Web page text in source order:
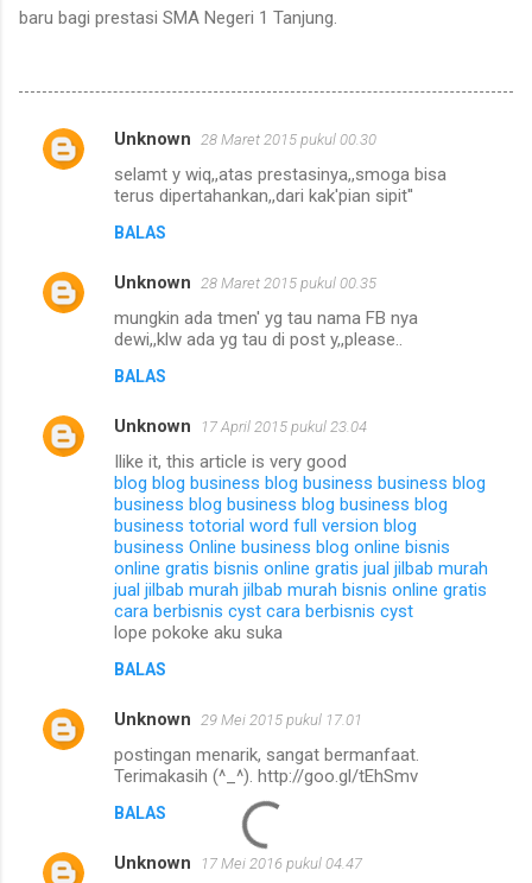
baru bagi prestasi SMA Negeri 1 Tanjung.
K
n
Unknown 28 Maret 2015 pukul 00.30
selamt y wiq,,atas prestasinya,,smoga bisa
terus dipertahankan,,dari kak'pian sipit''
BALAS
Unknown 28 Maret 2015 pukul 00.35
mungkin ada tmen' yg tau nama FB nya
dewi,,klw ada yg tau di post y,,please..
BALAS
Unknown 17 April 2015 pukul 23.04
Ilike it, this article is very good
blog blog business blog business business blog
business blog business blog business blog
business totorial word full version blog
business Online business blog online bisnis
online gratis bisnis online gratis jual jilbab murah
jual jilbab murah jilbab murah bisnis online gratis
cara berbisnis cyst cara berbisnis cyst
lope pokoke aku suka
BALAS
Unknown 29 Mei 2015 pukul 17.01
postingan menarik, sangat bermanfaat.
Terimakasih (^_^). http://goo.gl/tEhSmv
BALAS
Unknown 17 Mei 2016 pukul 04.47